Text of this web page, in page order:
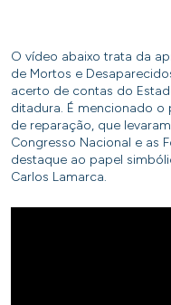
O vídeo abaixo trata da
de Mortos e
acerto de contas do
ditadura. É mencionado
de reparação, que
Congresso Nacional e as
destaque ao papel
Carlos Lamarca.